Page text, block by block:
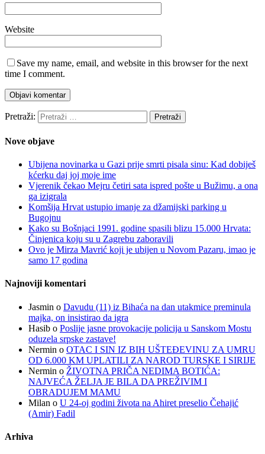
Website
Save my name, email, and website in this browser for the next
time I comment.
Pretraži:
Nove objave
Ubijena novinarka u Gazi prije smrti pisala sinu: Kad dobiješ
kćerku daj joj moje ime
Vjerenik čekao Mejru četiri sata ispred pošte u Bužimu, a ona
ga izigrala
Komšija Hrvat ustupio imanje za džamijski parking u
Bugojnu
Kako su Bošnjaci 1991. godine spasili blizu 15.000 Hrvata:
Činjenica koju su u Zagrebu zaboravili
Ovo je Mirza Mavrić koji je ubijen u Novom Pazaru, imao je
samo 17 godina
Najnoviji komentari
Jasmin o Davudu (11) iz Bihaća na dan utakmice preminula
majka, on insistirao da igra
Hasib o Poslije jasne provokacije policija u Sanskom Mostu
oduzela srpske zastave!
Nermin o OTAC I SIN IZ BIH UŠTEĐEVINU ZA UMRU
OD 6.000 KM UPLATILI ZA NAROD TURSKE I SIRIJE
Nermin o ŽIVOTNA PRIČA NEDIMA BOTIĆA:
NAJVEĆA ŽELJA JE BILA DA PREŽIVIM I
OBRADUJEM MAMU
Milan o U 24-oj godini života na Ahiret preselio Čehajić
(Amir) Fadil
Arhiva